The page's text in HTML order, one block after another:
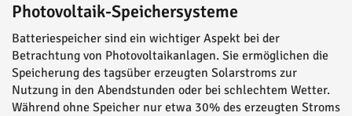
Photovoltaik-Speichersysteme
Batteriespeicher sind ein wichtiger Aspekt bei der
Betrachtung von Photovoltaikanlagen. Sie ermöglichen die
Speicherung des tagsüber erzeugten Solarstroms zur
Nutzung in den Abendstunden oder bei schlechtem Wetter.
Während ohne Speicher nur etwa 30% des erzeugten Stroms